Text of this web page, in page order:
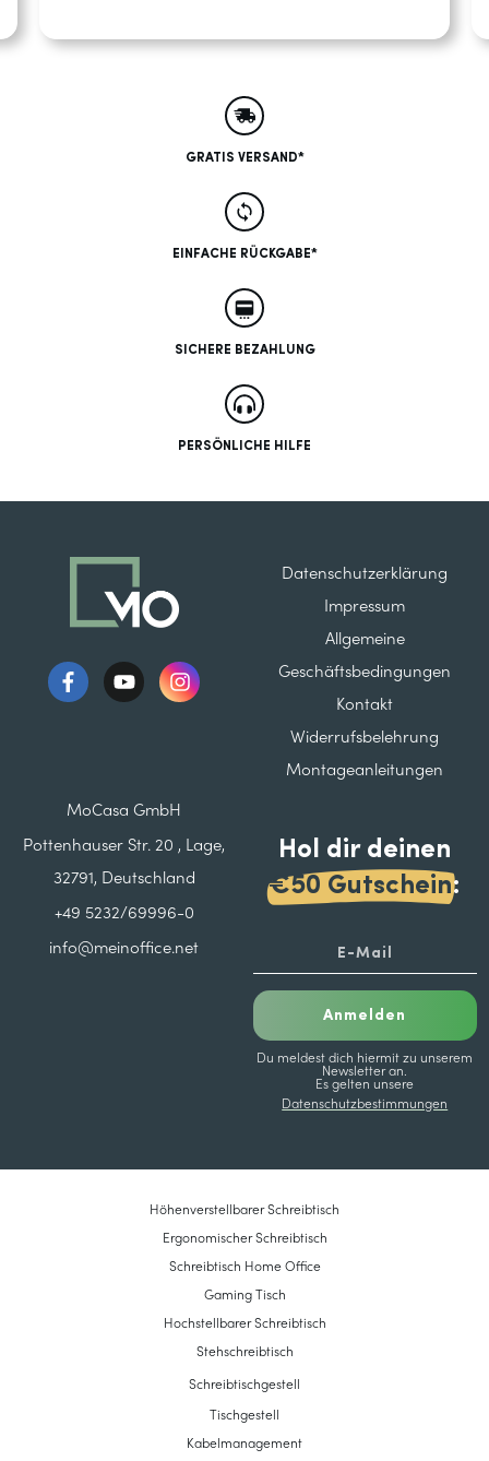
GRATIS VERSAND*
EINFACHE RÜCKGABE*
SICHERE BEZAHLUNG
PERSÖNLICHE HILFE
Datenschutzerklärung
Impressum
Allgemeine
Geschäftsbedingungen
Kontakt
Widerrufsbelehrung
Montageanleitungen
MoCasa GmbH
Pottenhauser Str. 20 , Lage,
32791, Deutschland
+49 5232/69996-0
info@meinoffice.net
Hol dir deinen
€50 Gutschein:
Anmelden
Du meldest dich hiermit zu unserem
Newsletter an.
Es gelten unsere
Datenschutzbestimmungen
Höhenverstellbarer Schreibtisch
Ergonomischer Schreibtisch
Schreibtisch Home Office
Gaming Tisch
Hochstellbarer Schreibtisch
Stehschreibtisch
Schreibtischgestell
Tischgestell
Kabelmanagement